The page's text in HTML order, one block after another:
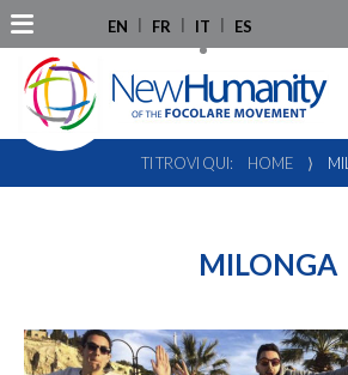
EN FR IT ES
TI TROVI QUI: HOME ⟩
MILONGA